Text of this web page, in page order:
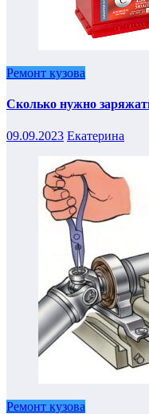
Ремонт кузова
Сколько нужно
09.09.2023 Екатерина
Ремонт кузова